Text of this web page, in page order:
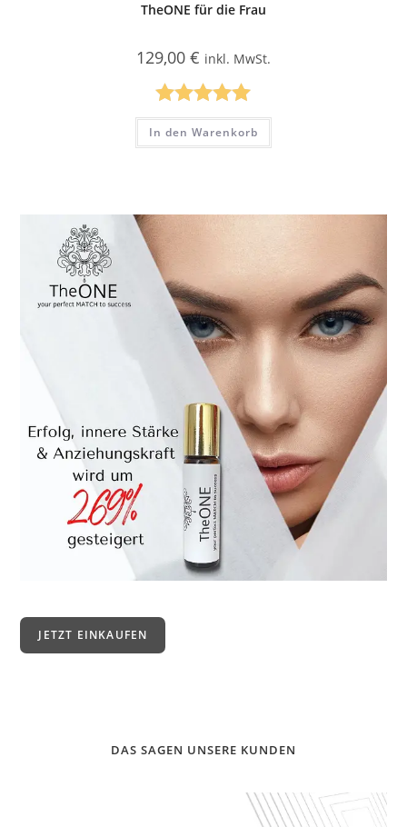
TheONE für die Frau
129,00 € inkl. MwSt.
Bewertet mit
5.00von 5
In den Warenkorb
JETZT EINKAUFEN
DAS SAGEN UNSERE KUNDEN